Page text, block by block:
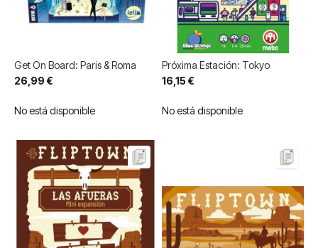
Get On Board: Paris & Roma
26,99 €
No está disponible
Próxima Estación: Tokyo
16,15 €
No está disponible